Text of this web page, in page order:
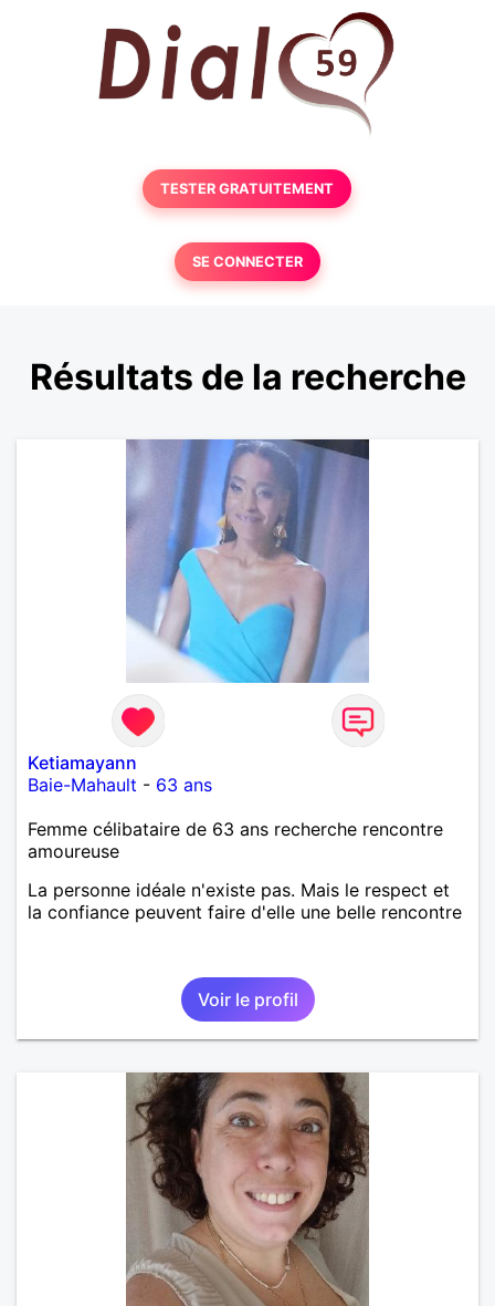
TESTER GRATUITEMENT
SE CONNECTER
Résultats de la recherche
Ketiamayann
Baie-Mahault - 63 ans
Femme célibataire de 63 ans recherche rencontre
amoureuse
La personne idéale n'existe pas. Mais le respect et
la confiance peuvent faire d'elle une belle rencontre
Voir le profil